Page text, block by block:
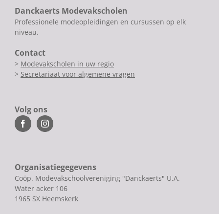
Danckaerts Modevakscholen
Professionele modeopleidingen en cursussen op elk
niveau.
Contact
> Modevakscholen in uw regio
> Secretariaat voor algemene vragen
Volg ons
Organisatiegegevens
Coöp. Modevakschoolvereniging "Danckaerts" U.A.
Water acker 106
1965 SX Heemskerk